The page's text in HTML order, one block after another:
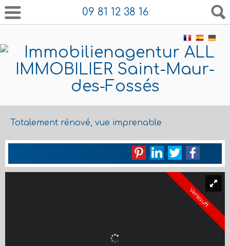
09 81 12 38 16
Totalement rénové, vue imprenable
Verkauft